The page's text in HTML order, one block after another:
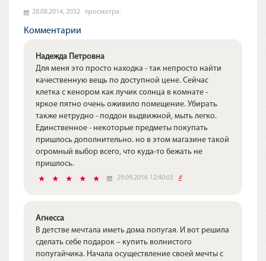
28.08.2014, 2032 просмотра.
Комментарии
Надежда Петровна
Для меня это просто находка - так непросто найти
качественную вещь по доступной цене. Сейчас
клетка с кенором как лучик солнца в комнате -
яркое пятно очень оживило помещение. Убирать
также нетрудно - поддон выдвижной, мыть легко.
Единственное - некоторые предметы покупать
пришлось дополнительно. но в этом магазине такой
огромный выбор всего, что куда-то бежать не
пришлось.
29.09.2016 12:40:03 #
Агнесса
В детстве мечтала иметь дома попугая. И вот решила
сделать себе подарок – купить волнистого
попугайчика. Начала осуществление своей мечты с